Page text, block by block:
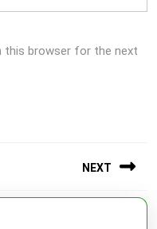
this browser for the next
NEXT